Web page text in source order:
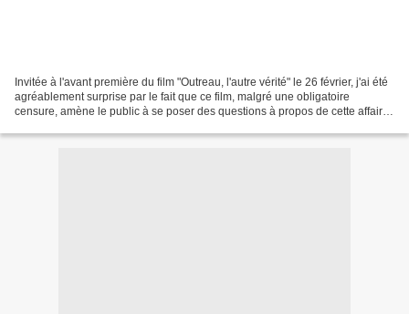
Invitée à l'avant première du film "Outreau, l'autre vérité" le 26 février, j'ai été
agréablement surprise par le fait que ce film, malgré une obligatoire
censure, amène le public à se poser des questions à propos de cette affaire